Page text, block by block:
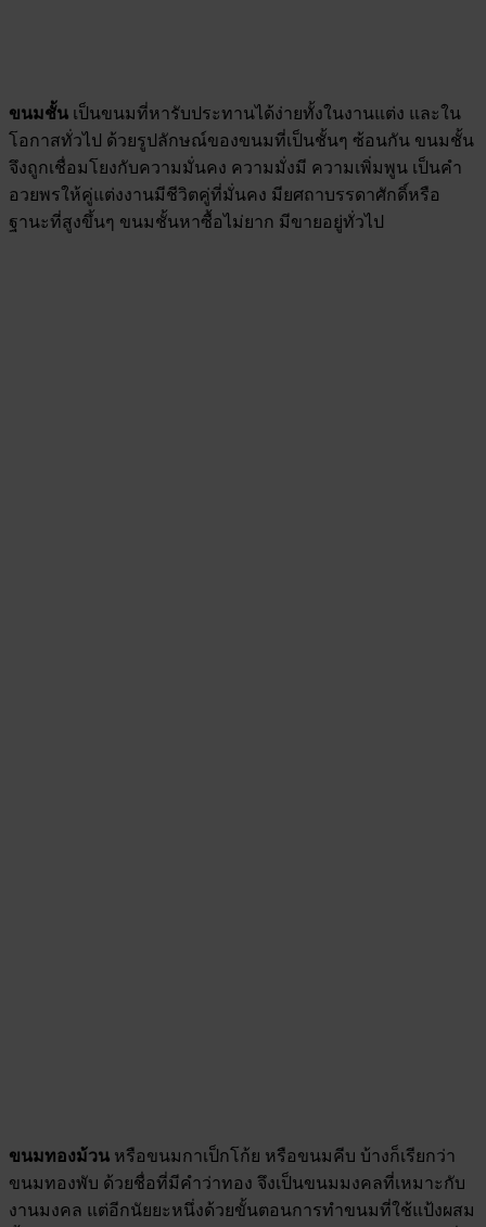
ขนมชั้น เป็นขนมที่หารับประทานได้ง่ายทั้งในงานแต่ง และใน
โอกาสทั่วไป ด้วยรูปลักษณ์ของขนมที่เป็นชั้นๆ ซ้อนกัน ขนมชั้น
จึงถูกเชื่อมโยงกับความมั่นคง ความมั่งมี ความเพิ่มพูน เป็นคำ
อวยพรให้คู่แต่งงานมีชีวิตคู่ที่มั่นคง มียศถาบรรดาศักดิ์หรือ
ฐานะที่สูงขึ้นๆ ขนมชั้นหาซื้อไม่ยาก มีขายอยู่ทั่วไป
ขนมทองม้วน หรือขนมกาเป็กโก้ย หรือขนมคีบ บ้างก็เรียกว่า
ขนมทองพับ ด้วยชื่อที่มีคำว่าทอง จึงเป็นขนมมงคลที่เหมาะกับ
งานมงคล แต่อีกนัยยะหนึ่งด้วยขั้นตอนการทำขนมที่ใช้แป้งผสม